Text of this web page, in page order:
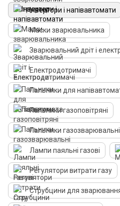
Інвертори і напівавтомати
Маски зварювальника
Зварювальний дріт і
Електродотримачі
Пальники для
Пальники газоповітряні
Пальники газозварювальні
Лампи паяльні газові
Регулятори витрати газу
Струбцини для